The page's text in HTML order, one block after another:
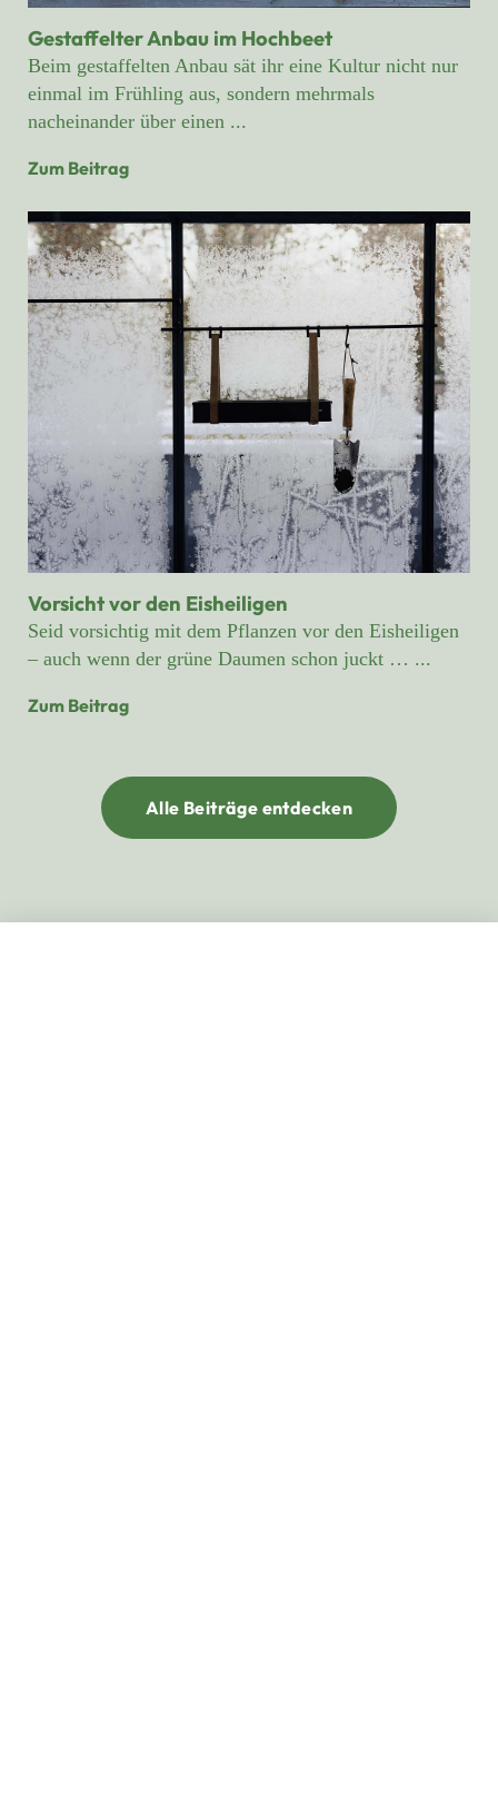
Gestaffelter Anbau im Hochbeet
Beim gestaffelten Anbau sät ihr eine Kultur nicht nur
einmal im Frühling aus, sondern mehrmals
nacheinander über einen ...
Zum Beitrag
Vorsicht vor den Eisheiligen
Seid vorsichtig mit dem Pflanzen vor den Eisheiligen
– auch wenn der grüne Daumen schon juckt … ...
Zum Beitrag
Alle Beiträge entdecken